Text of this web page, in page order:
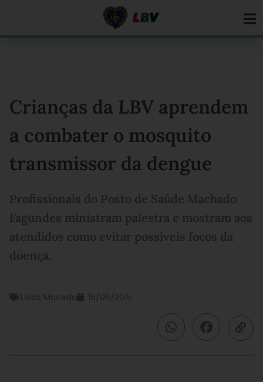
Crianças da LBV aprendem
a combater o mosquito
transmissor da dengue
Profissionais do Posto de Saúde Machado
Fagundes ministram palestra e mostram aos
atendidos como evitar possíveis focos da
doença.
Lisias Macedo 16/06/2015